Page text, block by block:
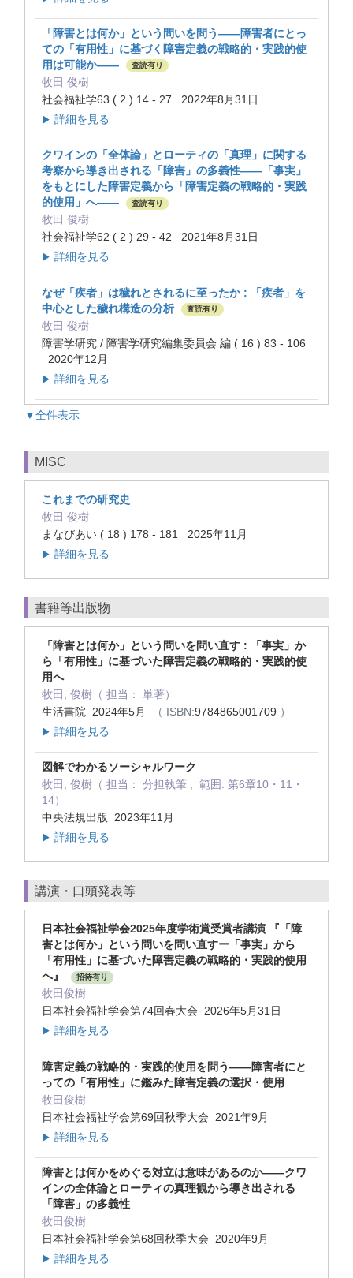
「障害とは何か」という問いを問う――障害者にとっ
ての「有用性」に基づく障害定義の戦略的・実践的使
用は可能か――
査読有り
牧田 俊樹
社会福祉学63 ( 2 ) 14 - 27 2022年8月31日
▶ 詳細を見る
クワインの「全体論」とローティの「真理」に関する
考察から導き出される「障害」の多義性――「事実」
をもとにした障害定義から「障害定義の戦略的・実践
的使用」へ――
査読有り
牧田 俊樹
社会福祉学62 ( 2 ) 29 - 42 2021年8月31日
▶ 詳細を見る
なぜ「疾者」は穢れとされるに至ったか : 「疾者」を
中心とした穢れ構造の分析
査読有り
牧田 俊樹
障害学研究 / 障害学研究編集委員会 編 ( 16 ) 83 - 106
2020年12月
▶ 詳細を見る
▼全件表示
MISC
これまでの研究史
牧田 俊樹
まなびあい ( 18 ) 178 - 181 2025年11月
▶ 詳細を見る
書籍等出版物
「障害とは何か」という問いを問い直す : 「事実」か
ら「有用性」に基づいた障害定義の戦略的・実践的使
用へ
牧田, 俊樹（ 担当： 単著）
生活書院 2024年5月
（ ISBN:9784865001709 ）
▶ 詳細を見る
図解でわかるソーシャルワーク
牧田, 俊樹（ 担当： 分担執筆 , 範囲: 第6章10・11・
14）
中央法規出版 2023年11月
▶ 詳細を見る
講演・口頭発表等
日本社会福祉学会2025年度学術賞受賞者講演 『「障
害とは何か」という問いを問い直すー「事実」から
「有用性」に基づいた障害定義の戦略的・実践的使用
へ』
招待有り
牧田俊樹
日本社会福祉学会第74回春大会 2026年5月31日
▶ 詳細を見る
障害定義の戦略的・実践的使用を問う――障害者にと
っての「有用性」に鑑みた障害定義の選択・使用
牧田俊樹
日本社会福祉学会第69回秋季大会 2021年9月
▶ 詳細を見る
障害とは何かをめぐる対立は意味があるのか――クワ
インの全体論とローティの真理観から導き出される
「障害」の多義性
牧田俊樹
日本社会福祉学会第68回秋季大会 2020年9月
▶ 詳細を見る